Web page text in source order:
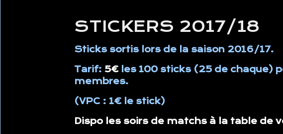
STICKERS 2017/18
Sticks sortis lors de la saison 2016/17.
Tarif: 5€les 100 sticks (25 de chaque)
membres.
(VPC : 1€ le stick)
Dispo les soirs de matchs à la table de